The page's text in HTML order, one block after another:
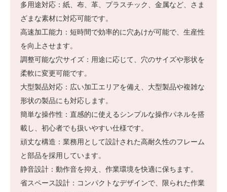
多用途対応：紙、布、革、プラスチック、金属など、さま
ざまな素材に対応可能です。
高速加工能力：短時間で効率的に穴あけが可能で、生産性
を向上させます。
調整可能な穴サイズ：用途に応じて、穴のサイズや形状を
柔軟に変更可能です。
大型製品対応：広い加工エリアを備え、大型製品や複雑な
形状の製品にも対応します。
簡単な操作性：直感的に使えるシンプルな操作パネルを搭
載し、初心者でも扱いやすい仕様です。
頑丈な構造：業務用として設計された高耐久性のフレーム
と部品を採用しています。
静音設計：動作音を抑え、作業環境を快適に保ちます。
省スペース設計：コンパクトなデザインで、限られた作業